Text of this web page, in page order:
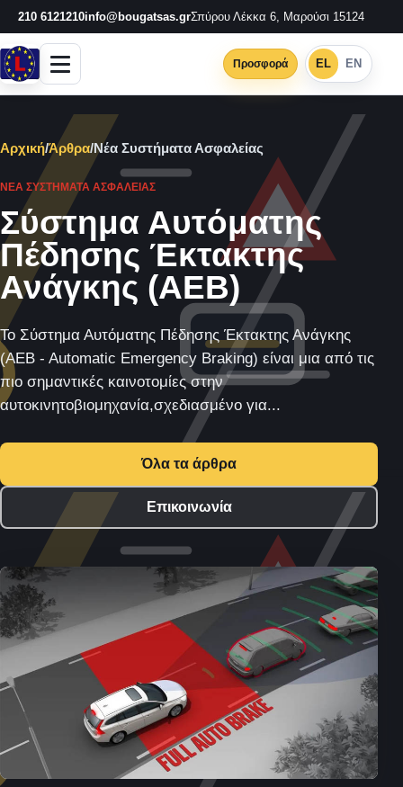
210 6121210info@bougatsas.grΣπύρου Λέκκα 6, Μαρούσι 15124
Προσφορά EL EN
Αρχική/Άρθρα/Νέα Συστήματα Ασφαλείας
ΝΈΑ ΣΥΣΤΉΜΑΤΑ ΑΣΦΑΛΕΊΑΣ
Σύστημα Αυτόματης
Πέδησης Έκτακτης
Ανάγκης (AEB)
Το Σύστημα Αυτόματης Πέδησης Έκτακτης Ανάγκης
(AEB - Automatic Emergency Braking) είναι μια από τις
πιο σημαντικές καινοτομίες στην
αυτοκινητοβιομηχανία,σχεδιασμένο για...
Όλα τα άρθρα
Επικοινωνία